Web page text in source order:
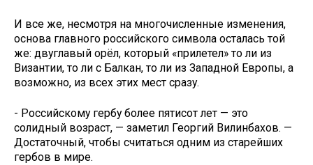
И все же, несмотря на многочис­ленные изменения,
основа главного российского символа осталась той
же: двуглавый орёл, который «при­летел» то ли из
Византии, то ли с Балкан, то ли из Западной Европы, а
возможно, из всех этих мест сразу.
- Российскому гербу более пяти­сот лет — это
солидный возраст, — заметил Георгий Вилинбахов. —
До­статочный, чтобы считаться одним из старейших
гербов в мире.